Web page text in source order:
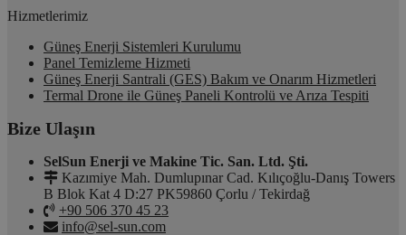
Hizmetlerimiz
Güneş Enerji Sistemleri Kurulumu
Panel Temizleme Hizmeti
Güneş Enerji Santrali (GES) Bakım ve Onarım Hizmetleri
Termal Drone ile Güneş Paneli Kontrolü ve Arıza Tespiti
Bize Ulaşın
SelSun Enerji ve Makine Tic. San. Ltd. Şti.
Kazımiye Mah. Dumlupınar Cad. Kılıçoğlu-Danış Towers
B Blok Kat 4 D:27 PK59860 Çorlu / Tekirdağ
+90 506 370 45 23
info@sel-sun.com